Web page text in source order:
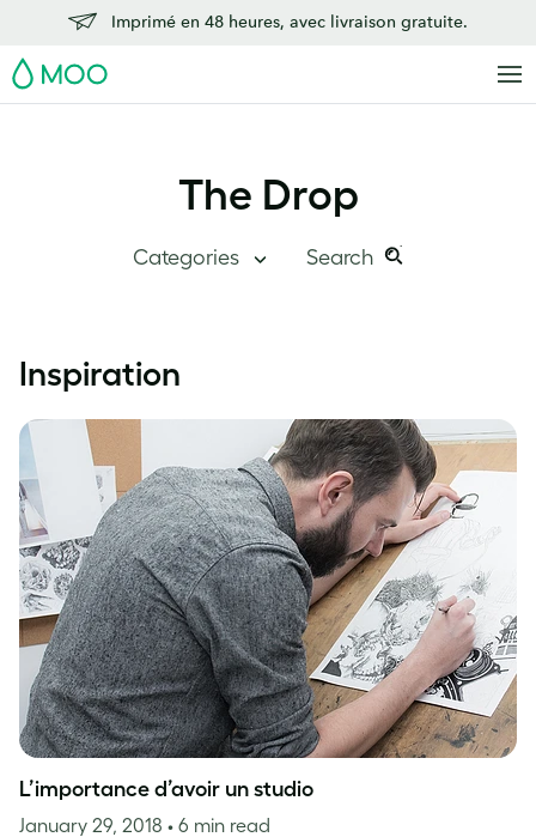
Imprimé en 48 heures, avec livraison gratuite.
MOO
The Drop
Categories Search
Chez MOO
Études de cas
Inspiration
site:
Search
Inspiration
L’importance d’avoir un studio
January 29, 2018 • 6 min read